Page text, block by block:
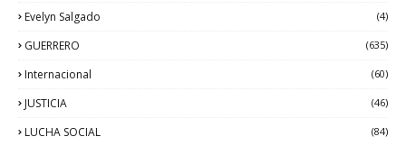
Evelyn Salgado (4)
GUERRERO (635)
Internacional (60)
JUSTICIA (46)
LUCHA SOCIAL (84)